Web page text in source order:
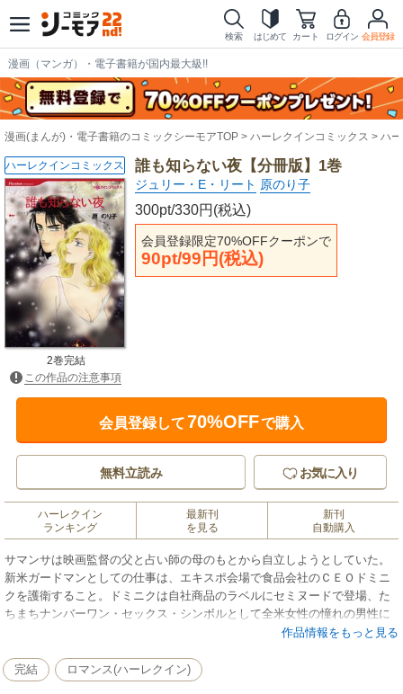
検索 はじめて カート ログイン 会員登録
漫画（マンガ）・電子書籍が国内最大級!!
漫画(まんが)・電子書籍のコミックシーモアTOP ハーレクインコミックス ハ
誰も知らない夜【分冊版】1巻
ジュリー・E・リート 原のり子
300pt/330円(税込)
会員登録限定70%OFFクーポンで
90pt/99円(税込)
ハーレクインコミックス
2巻完結
この作品の注意事項
会員登録して70%OFFで購入
無料立読み お気に入り
ハーレクイン
ランキング
最新刊
を見る
新刊
自動購入
サマンサは映画監督の父と占い師の母のもとから自立しようとしていた。
新米ガードマンとしての仕事は、エキスポ会場で食品会社のＣＥＯドミニ
クを護衛すること。ドミニクは自社商品のラベルにセミヌードで登場、た
ちまちナンバーワン・セックス・シンボルとして全米女性の憧れの男性に
なっていた。彼の行く所、常に女性ファンが押し寄せ、タブロイド紙が追
てくれ」と申し込んできたのだ…!?※この作品は単行本「誰も知らない
夜」の分冊版となります。重複購入にご注意下さい。
作品情報をもっと見る
完結 ロマンス(ハーレクイン)